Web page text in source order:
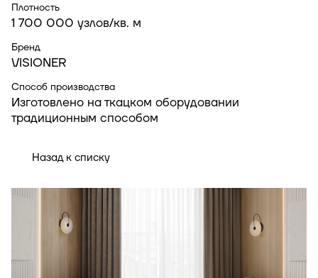
Плотность
1 700 000 узлов/кв. м
Бренд
VISIONER
Способ производства
Изготовлено на ткацком оборудовании
традиционным способом
Назад к списку